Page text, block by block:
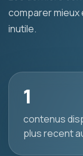
comparer mieux
inutile.
1
contenus
plus recent